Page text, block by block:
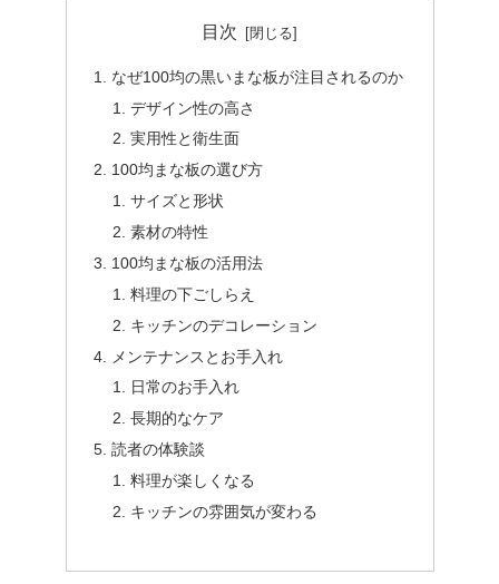
目次
なぜ100均の黒いまな板が注目されるのか
デザイン性の高さ
実用性と衛生面
100均まな板の選び方
サイズと形状
素材の特性
100均まな板の活用法
料理の下ごしらえ
キッチンのデコレーション
メンテナンスとお手入れ
日常のお手入れ
長期的なケア
読者の体験談
料理が楽しくなる
キッチンの雰囲気が変わる